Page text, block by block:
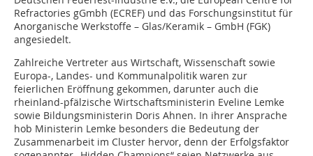
Refractories gGmbh (ECREF) und das Forschungsinstitut für
Anorganische Werkstoffe – Glas/Keramik – GmbH (FGK)
angesiedelt.
Zahlreiche Vertreter aus Wirtschaft, Wissenschaft sowie
Europa-, Landes- und Kommunalpolitik waren zur
feierlichen Eröffnung gekommen, darunter auch die
rheinland-pfälzische Wirtschaftsministerin Eveline Lemke
sowie Bildungsministerin Doris Ahnen. In ihrer Ansprache
hob Ministerin Lemke besonders die Bedeutung der
Zusammenarbeit im Cluster hervor, denn der Erfolgsfaktor